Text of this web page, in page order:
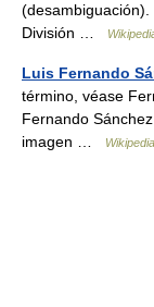
División …
Luis Fernando
término, véase
Fernando
imagen …